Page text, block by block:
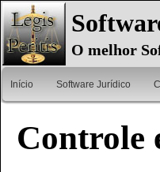
O melhor
Início Software Jurídico
Controle